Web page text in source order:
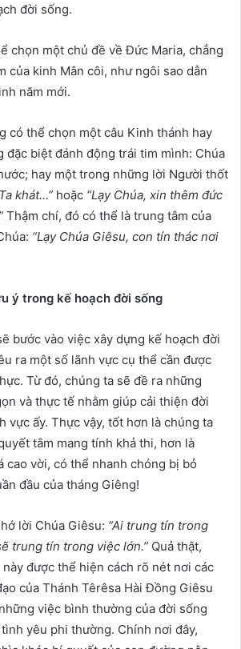
đời sống.
chọn một chủ đề về Đức Maria, chẳng
của kinh Mân côi, như ngôi sao dẫn
năm mới.
có thể chọn một câu Kinh thánh hay
đặc biệt đánh động trái tim mình: Chúa
hay một trong những lời Người thốt
khát…” hoặc “Lạy Chúa, xin thêm đức
Thậm chí, đó có thể là trung tâm của
“Lạy Chúa Giêsu, con tín thác nơi
ý trong kế hoạch đời sống
bước vào việc xây dựng kế hoạch đời
ra một số lãnh vực cụ thể cần được
Từ đó, chúng ta sẽ đề ra những
và thực tế nhằm giúp cải thiện đời
vực ấy. Thực vậy, tốt hơn là chúng ta
tâm mang tính khả thi, hơn là
cao vời, có thể nhanh chóng bị bỏ
đầu của tháng Giêng!
lời Chúa Giêsu: “Ai trung tín trong
trung tín trong việc lớn.” Quả thật,
được thể hiện cách rõ nét nơi các
của Thánh Têrêsa Hài Đồng Giêsu
việc bình thường của đời sống
yêu phi thường. Chính nơi đây,